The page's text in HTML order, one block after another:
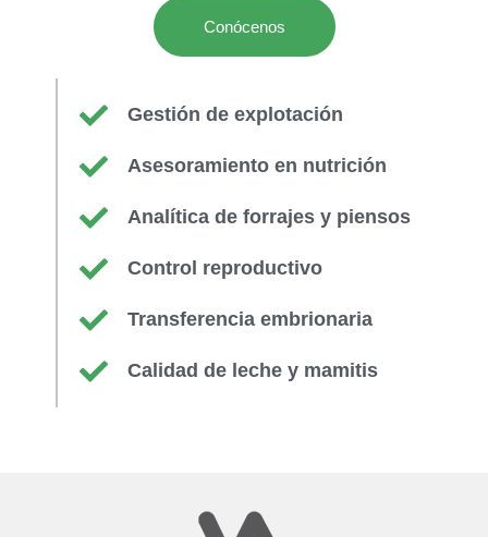
Conócenos
Gestión de explotación
Asesoramiento en nutrición
Analítica de forrajes y piensos
Control reproductivo
Transferencia embrionaria
Calidad de leche y mamitis